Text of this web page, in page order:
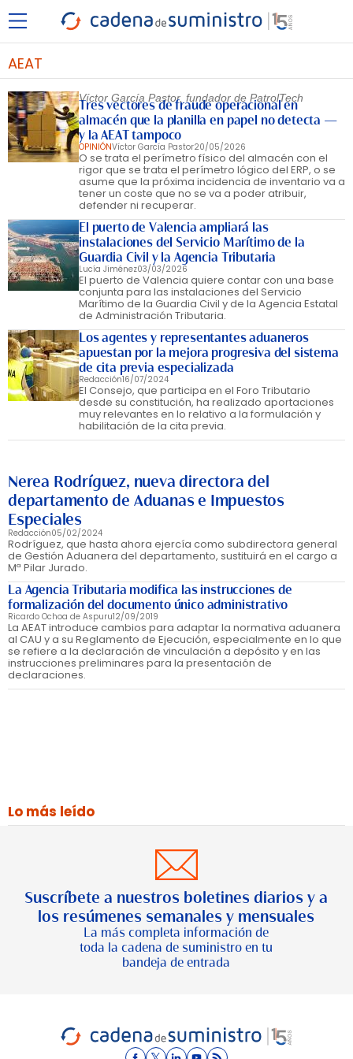
AEAT
Víctor García Pastor, fundador de PatrolTech
Tres vectores de fraude operacional en
almacén que la planilla en papel no detecta —
y la AEAT tampoco
OPINIÓNVíctor García Pastor20/05/2026
O se trata el perímetro físico del almacén con el
rigor que se trata el perímetro lógico del ERP, o se
asume que la próxima incidencia de inventario va a
tener un coste que no se va a poder atribuir,
defender ni recuperar.
El puerto de Valencia ampliará las
instalaciones del Servicio Marítimo de la
Guardia Civil y la Agencia Tributaria
Lucía Jiménez03/03/2026
El puerto de Valencia quiere contar con una base
conjunta para las instalaciones del Servicio
Marítimo de la Guardia Civil y de la Agencia Estatal
de Administración Tributaria.
Los agentes y representantes aduaneros
apuestan por la mejora progresiva del sistema
de cita previa especializada
Redacción16/07/2024
El Consejo, que participa en el Foro Tributario
desde su constitución, ha realizado aportaciones
muy relevantes en lo relativo a la formulación y
habilitación de la cita previa.
Nerea Rodríguez, nueva directora del
departamento de Aduanas e Impuestos
Especiales
Redacción05/02/2024
Rodríguez, que hasta ahora ejercía como subdirectora general
de Gestión Aduanera del departamento, sustituirá en el cargo a
Mª Pilar Jurado.
La Agencia Tributaria modifica las instrucciones de
formalización del documento único administrativo
Ricardo Ochoa de Aspuru12/09/2019
La AEAT introduce cambios para adaptar la normativa aduanera
al CAU y a su Reglamento de Ejecución, especialmente en lo que
se refiere a la declaración de vinculación a depósito y en las
instrucciones preliminares para la presentación de
declaraciones.
Lo más leído
Suscríbete a nuestros boletines diarios y a
los resúmenes semanales y mensuales
La más completa información de
toda la cadena de suministro en tu
bandeja de entrada